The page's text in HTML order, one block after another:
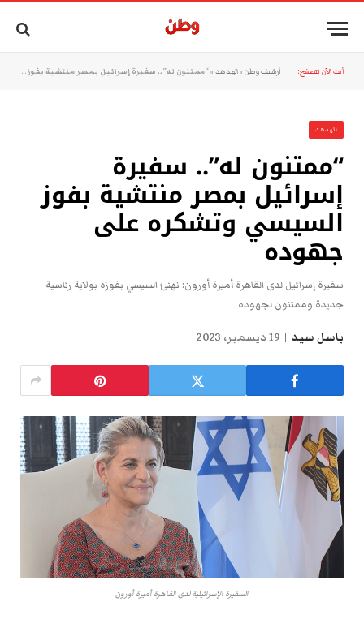
أنت الآن تتصفح: أرشيف وطن »الهدهد »“ممتنون له”.. سفيرة إسرائيل بمصر منتشية بفوز السيسي وتشكره على جهوده
الهدهد
“ممتنون له”.. سفيرة
إسرائيل بمصر منتشية بفوز
السيسي وتشكره على
جهوده
سفيرة إسرائيل لدى القاهرة أميرة أورون: نهنئ السيسي بفوزه بولاية رئاسية
جديدة وممتنون لجهوده
باسل سيد 19 ديسمبر، 2023
السفيرة الإسرائيلية لدى القاهرة أميرة أورون